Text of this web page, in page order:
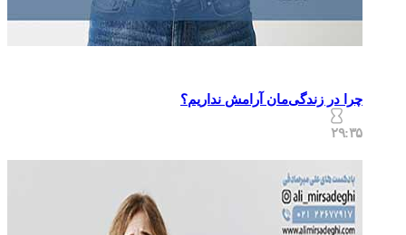
چرا در زندگی‌مان آرامش نداریم؟
۲۹:۳۵